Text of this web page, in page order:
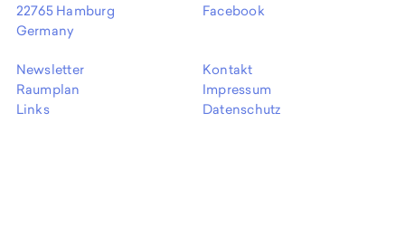
22765 Hamburg
Germany
Facebook
Newsletter
Raumplan
Links
Kontakt
Impressum
Datenschutz